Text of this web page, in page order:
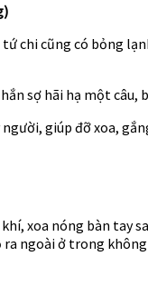
chi cũng có bỏng
sợ hãi hạ một
giúp đỡ xoa,
xoa nóng bàn tay
ngoài ở trong